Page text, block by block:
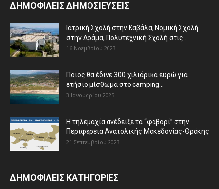
ΔΗΜΟΦΙΛΕΙΣ ΔΗΜΟΣΙΕΥΣΕΙΣ
Ιατρική Σχολή στην Καβάλα, Νομική Σχολή
στην Δράμα, Πολυτεχνική Σχολή στις...
16 Νοεμβρίου 2023
Ποιος θα έδινε 300 χιλιάρικα ευρώ για
ετήσιο μίσθωμα στο camping...
3 Ιανουαρίου 2025
Η τηλεμαχία ανέδειξε τα “φαβορί” στην
Περιφέρεια Ανατολικής Μακεδονίας-Θράκης
21 Σεπτεμβρίου 2023
ΔΗΜΟΦΙΛΕΙΣ ΚΑΤΗΓΟΡΙΕΣ